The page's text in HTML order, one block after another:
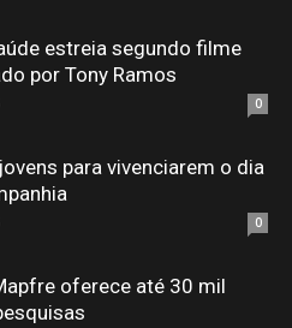
estreia segundo filme
por Tony Ramos
0
para vivenciarem o dia
0
oferece até 30 mil